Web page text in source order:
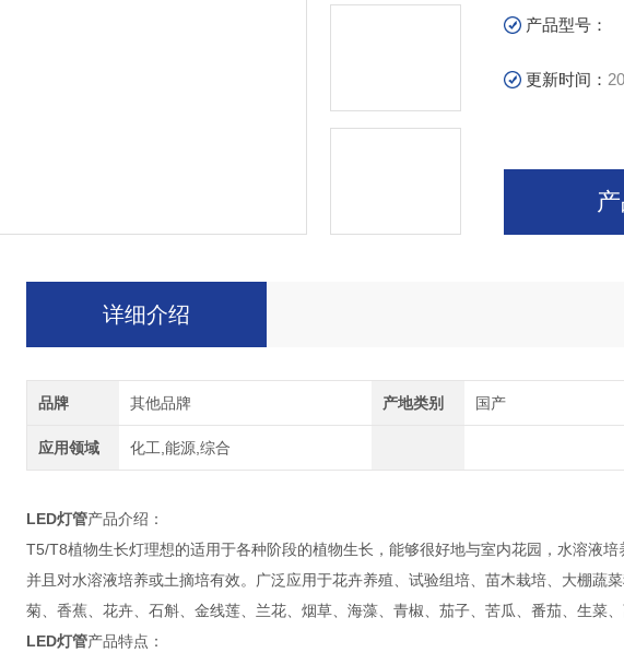
产品型号：
更新时间：
详细介绍
品牌 其他品牌 产地类别 国产
应用领域 化工,能源,综合
LED灯管产品介绍：
T5/T8植物生长灯理想的适用于各种阶段的植物生长，能够很好地与室内花园，水溶液
并且对水溶液培养或土摘培有效。广泛应用于花卉养殖、试验组培、苗木栽培、大棚蔬
菊、香蕉、花卉、石斛、金线莲、兰花、烟草、海藻、青椒、茄子、苦瓜、番茄、生菜
LED灯管产品特点：